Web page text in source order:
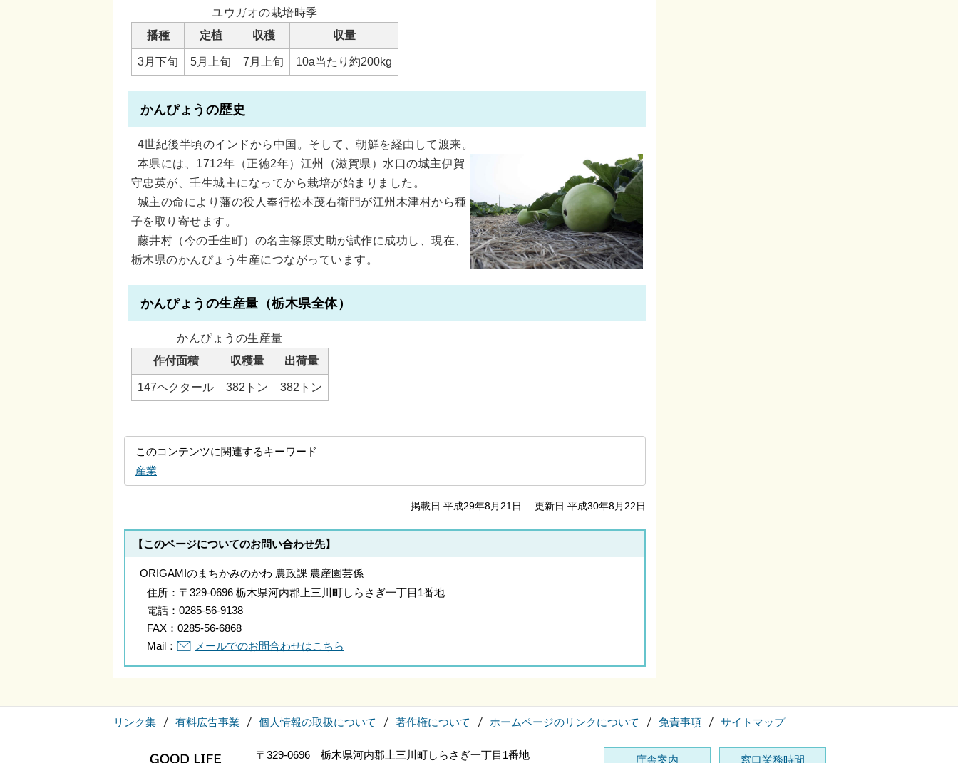
ユウガオの栽培時季
播種 定植 収穫 収量
3月下旬 5月上旬 7月上旬 10a当たり約200kg
かんぴょうの歴史
4世紀後半頃のインドから中国。そして、朝鮮を経由して渡来。
本県には、1712年（正徳2年）江州（滋賀県）水口の城主伊賀
守忠英が、壬生城主になってから栽培が始まりました。
城主の命により藩の役人奉行松本茂右衛門が江州木津村から種
子を取り寄せます。
藤井村（今の壬生町）の名主篠原丈助が試作に成功し、現在、
栃木県のかんぴょう生産につながっています。
かんぴょうの生産量（栃木県全体）
かんぴょうの生産量
作付面積 収穫量 出荷量
147ヘクタール 382トン 382トン
このコンテンツに関連するキーワード
産業
掲載日 平成29年8月21日 更新日 平成30年8月22日
【このページについてのお問い合わせ先】
ORIGAMIのまちかみのかわ 農政課 農産園芸係
住所： 〒329-0696 栃木県河内郡上三川町しらさぎ一丁目1番地
電話： 0285-56-9138
FAX： 0285-56-6868
Mail：
メールでのお問合わせはこちら
リンク集 有料広告事業 個人情報の取扱について 著作権について ホームページのリンクについて 免責事項 サイトマップ
〒329-0696 栃木県河内郡上三川町しらさぎ一丁目1番地 庁舎案内 窓口業務時間